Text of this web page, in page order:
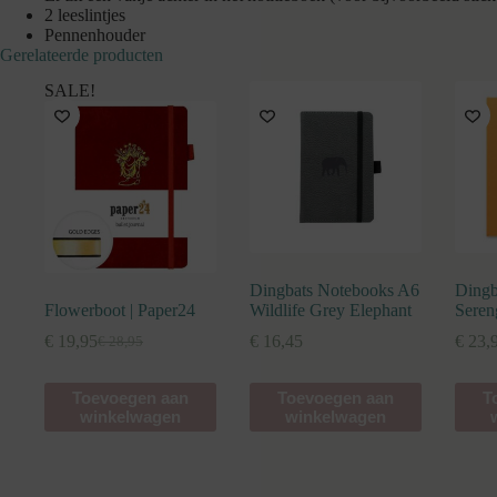
2 leeslintjes
Pennenhouder
Gerelateerde producten
SALE!
Flowerboot | Paper24
Oorspronkelijke
€ 19,95Huidige
Dingbats Notebooks A6
Wildlife Grey Elephant
€ 16,45
€